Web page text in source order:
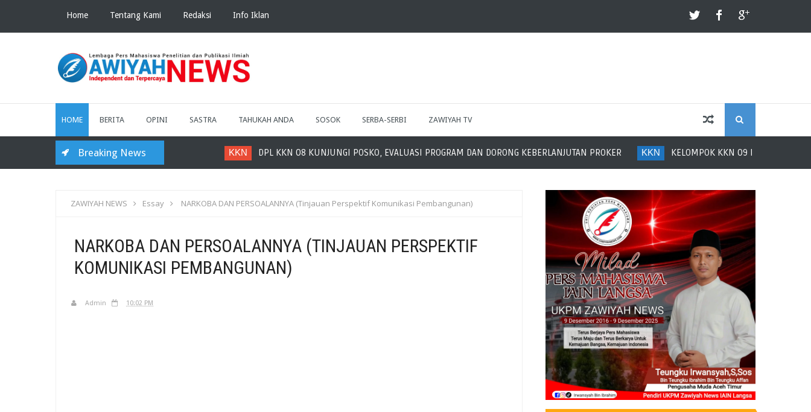
Home Tentang Kami Redaksi Info Iklan
HOME BERITA OPINI SASTRA TAHUKAH ANDA SOSOK SERBA-SERBI ZAWIYAH TV
E
R
C
H
Breaking News DPL KKN 08 KUNJUNGI POSKO, EVALUASI PROGRAM DAN DORONG KEBERLANJUTAN PROKER KKN KELOMPOK KKN 09 MEMBUKA
ZAWIYAH NEWS Essay NARKOBA DAN PERSOALANNYA (Tinjauan Perspektif Komunikasi Pembangunan)
NARKOBA DAN PERSOALANNYA (TINJAUAN PERSPEKTIF
KOMUNIKASI PEMBANGUNAN)
Admin 10:02 PM